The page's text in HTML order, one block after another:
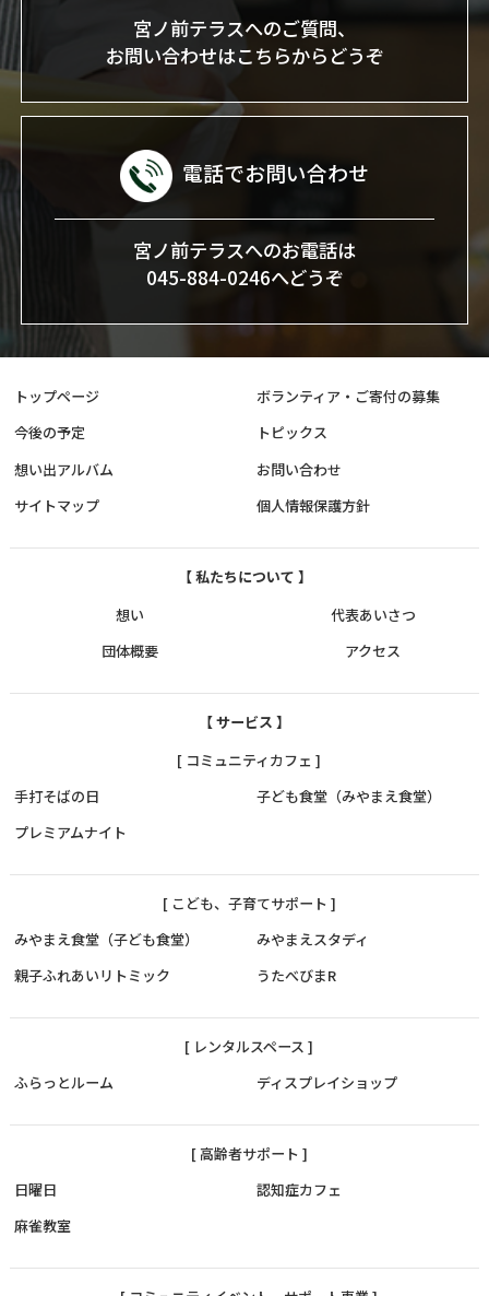
宮ノ前テラスへのご質問、
お問い合わせはこちらからどうぞ
電話でお問い合わせ
宮ノ前テラスへのお電話は
045-884-0246へどうぞ
トップページ
ボランティア・ご寄付の募集
今後の予定
トピックス
想い出アルバム
お問い合わせ
サイトマップ
個人情報保護方針
【 私たちについて 】
想い
代表あいさつ
団体概要
アクセス
【 サービス 】
[ コミュニティカフェ ]
手打そばの日
子ども食堂（みやまえ食堂）
プレミアムナイト
[ こども、子育てサポート ]
みやまえ食堂（子ども食堂）
みやまえスタディ
親子ふれあいリトミック
うたべびまR
[ レンタルスペース ]
ふらっとルーム
ディスプレイショップ
[ 高齢者サポート ]
日曜日
認知症カフェ
麻雀教室